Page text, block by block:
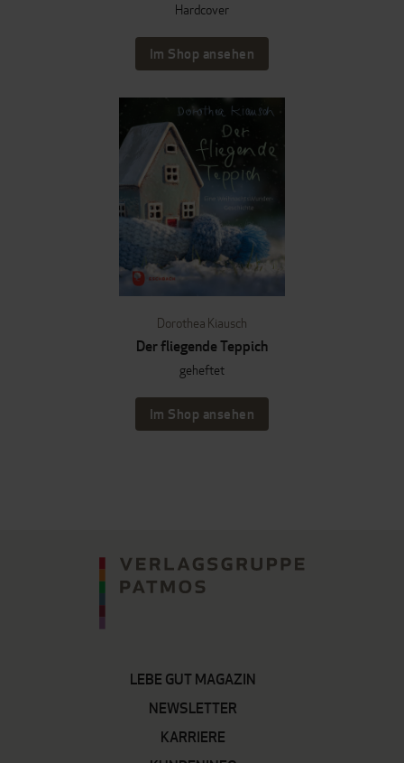
Hardcover
Im Shop ansehen
Dorothea Kiausch
Der fliegende Teppich
geheftet
Im Shop ansehen
LEBE GUT MAGAZIN
NEWSLETTER
KARRIERE